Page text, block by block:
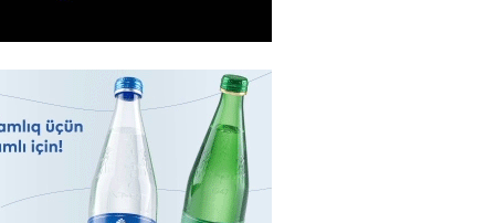
Abel Məhərrəmovun oğlu
SƏRƏNCAM
98